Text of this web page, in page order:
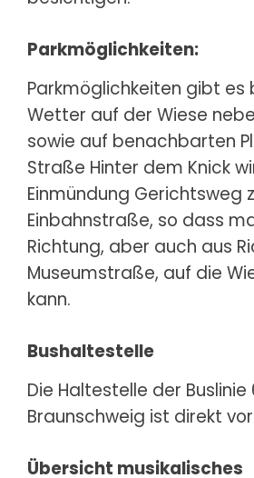
Parkmöglichkeiten:
Parkmöglichkeiten gibt es
Wetter auf der Wiese
sowie auf benachbarten
Straße Hinter dem Knick
Einmündung Gerichtsweg
Einbahnstraße, so dass
Richtung, aber auch aus
Museumstraße, auf die
kann.
Bushaltestelle
Die Haltestelle der Buslinie
Braunschweig ist direkt
Übersicht musikalisches